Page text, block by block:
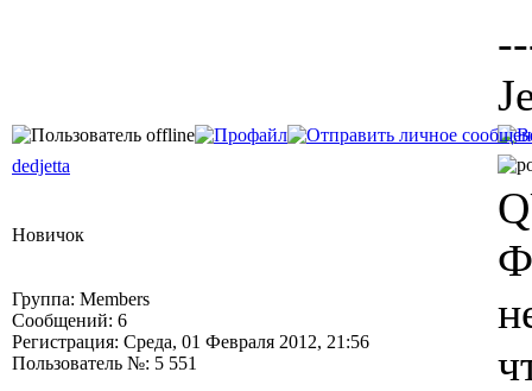
dedjetta
Новичок
Группа: Members
Сообщений: 6
Регистрация: Среда, 01 Февраля 2012, 21:56
Пользователь №: 5 551